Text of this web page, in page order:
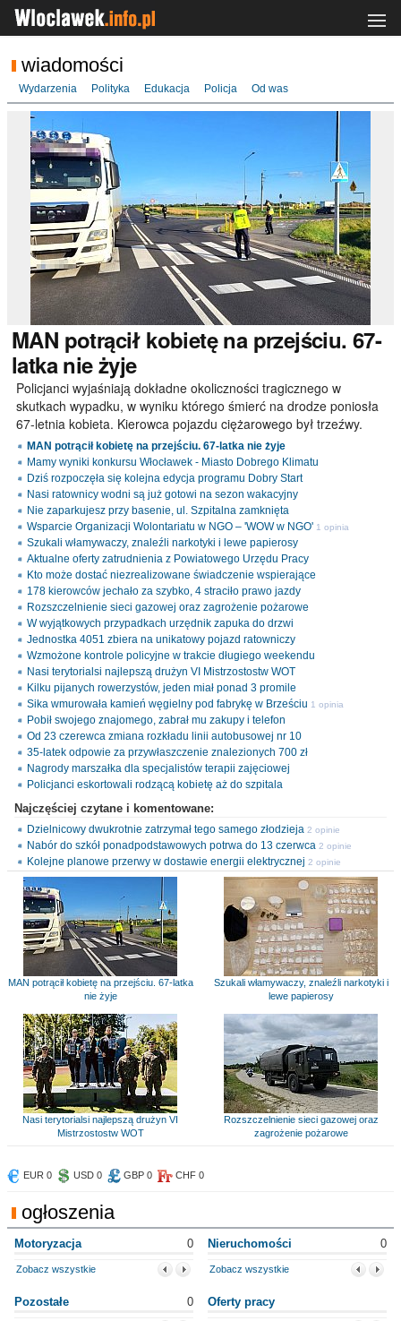
wiadomości
Wydarzenia Polityka Edukacja Policja Od was
MAN potrącił kobietę na przejściu. 67-
latka nie żyje
Policjanci wyjaśniają dokładne okoliczności tragicznego w
skutkach wypadku, w wyniku którego śmierć na drodze poniosła
67-letnia kobieta. Kierowca pojazdu ciężarowego był trzeźwy.
MAN potrącił kobietę na przejściu. 67-latka nie żyje
Mamy wyniki konkursu Włocławek - Miasto Dobrego Klimatu
Dziś rozpoczęła się kolejna edycja programu Dobry Start
Nasi ratownicy wodni są już gotowi na sezon wakacyjny
Nie zaparkujesz przy basenie, ul. Szpitalna zamknięta
Wsparcie Organizacji Wolontariatu w NGO – 'WOW w NGO' 1 opinia
Szukali włamywaczy, znaleźli narkotyki i lewe papierosy
Aktualne oferty zatrudnienia z Powiatowego Urzędu Pracy
Kto może dostać niezrealizowane świadczenie wspierające
178 kierowców jechało za szybko, 4 straciło prawo jazdy
Rozszczelnienie sieci gazowej oraz zagrożenie pożarowe
W wyjątkowych przypadkach urzędnik zapuka do drzwi
Jednostka 4051 zbiera na unikatowy pojazd ratowniczy
Wzmożone kontrole policyjne w trakcie długiego weekendu
Nasi terytorialsi najlepszą drużyn VI Mistrzostostw WOT
Kilku pijanych rowerzystów, jeden miał ponad 3 promile
Sika wmurowała kamień węgielny pod fabrykę w Brześciu 1 opinia
Pobił swojego znajomego, zabrał mu zakupy i telefon
Od 23 czerewca zmiana rozkładu linii autobusowej nr 10
35-latek odpowie za przywłaszczenie znalezionych 700 zł
Nagrody marszałka dla specjalistów terapii zajęciowej
Policjanci eskortowali rodzącą kobietę aż do szpitala
Najczęściej czytane i komentowane:
Dzielnicowy dwukrotnie zatrzymał tego samego złodzieja 2 opinie
Nabór do szkół ponadpodstawowych potrwa do 13 czerwca 2 opinie
Kolejne planowe przerwy w dostawie energii elektrycznej 2 opinie
MAN potrącił kobietę na przejściu. 67-latka
nie żyje
Szukali włamywaczy, znaleźli narkotyki i
lewe papierosy
Nasi terytorialsi najlepszą drużyn VI
Mistrzostostw WOT
Rozszczelnienie sieci gazowej oraz
zagrożenie pożarowe
EUR 0 USD 0 GBP 0 CHF 0
ogłoszenia
Motoryzacja 0
Zobacz wszystkie
Nieruchomości 0
Zobacz wszystkie
Pozostałe 0 Oferty pracy